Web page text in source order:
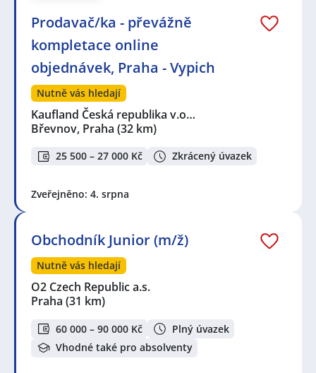
Prodavač/ka - převážně
kompletace online
objednávek, Praha - Vypich
Nutně vás hledají
Kaufland Česká republika v.o…
Břevnov, Praha (32 km)
25 500 – 27 000 Kč Zkrácený úvazek
Zveřejněno: 4. srpna
Obchodník Junior (m/ž)
Nutně vás hledají
O2 Czech Republic a.s.
Praha (31 km)
60 000 – 90 000 Kč
Plný úvazek
Vhodné také pro absolventy